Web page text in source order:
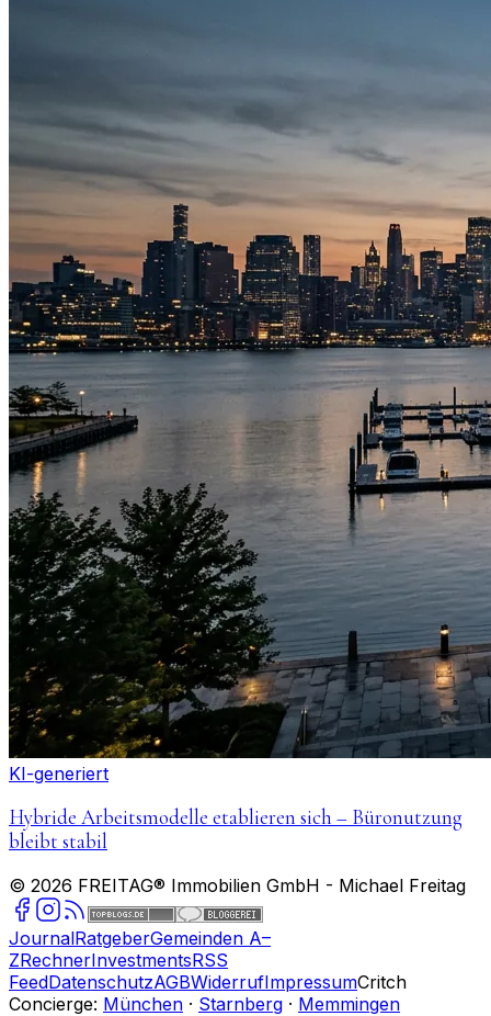
KI-generiert
Hybride Arbeitsmodelle etablieren sich – Büronutzung
bleibt stabil
© 2026 FREITAG® Immobilien GmbH - Michael Freitag
JournalRatgeberGemeinden A–
ZRechnerInvestmentsRSS
FeedDatenschutzAGBWiderrufImpressumCritch
Concierge: München · Starnberg · Memmingen